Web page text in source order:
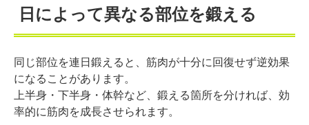
日によって異なる部位を鍛える
同じ部位を連日鍛えると、筋肉が十分に回復せず逆効果
になることがあります。
上半身・下半身・体幹など、鍛える箇所を分ければ、効
率的に筋肉を成長させられます。